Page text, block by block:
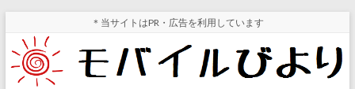
content
＊当サイトはPR・広告を利用しています